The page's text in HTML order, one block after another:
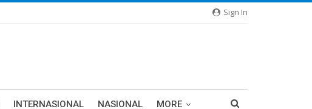
Sign In
INTERNASIONAL NASIONAL MORE